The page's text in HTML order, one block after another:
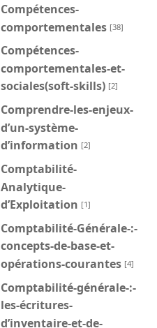
Compétences-
comportementales [38]
Compétences-
comportementales-et-
sociales(soft-skills) [2]
Comprendre-les-enjeux-
d’un-système-
d’information [2]
Comptabilité-
Analytique-
d’Exploitation [1]
Comptabilité-Générale-:-
concepts-de-base-et-
opérations-courantes [4]
Comptabilité-générale-:-
les-écritures-
d’inventaire-et-de-